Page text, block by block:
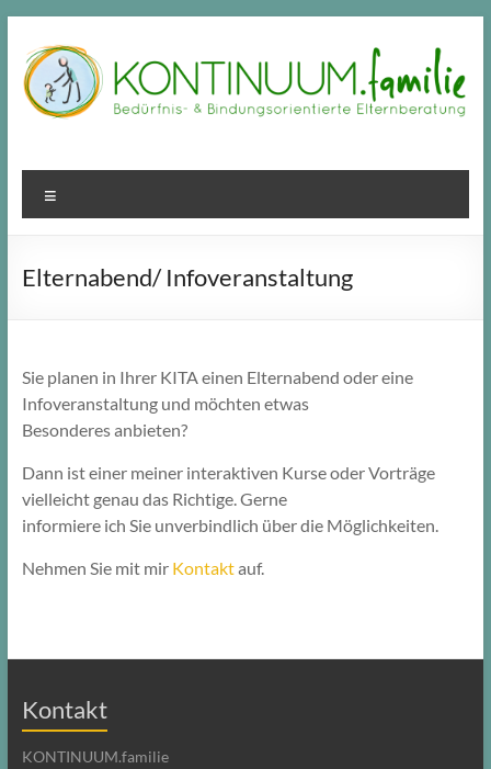
Inhalt
springen
Elternabend/ Infoveranstaltung
Sie planen in Ihrer KITA einen Elternabend oder eine
Infoveranstaltung und möchten etwas
Besonderes anbieten?
Dann ist einer meiner interaktiven Kurse oder Vorträge
vielleicht genau das Richtige. Gerne
informiere ich Sie unverbindlich über die Möglichkeiten.
Nehmen Sie mit mir Kontaktauf.
Kontakt
KONTINUUM.familie